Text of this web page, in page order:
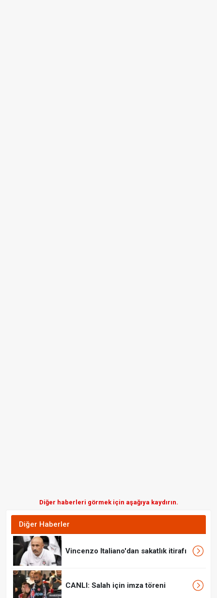
Diğer haberleri görmek için aşağıya kaydırın.
Diğer Haberler
Vincenzo Italiano'dan sakatlık itirafı
CANLI: Salah için imza töreni